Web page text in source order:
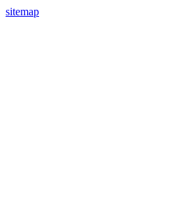
sitemap